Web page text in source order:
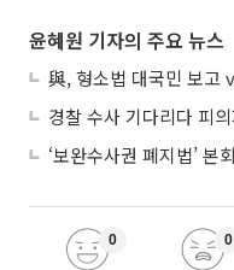
윤혜원 기자의 주요 뉴스
0 0